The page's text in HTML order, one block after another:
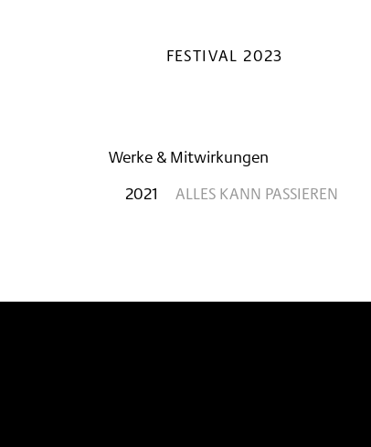
FESTIVAL 2023
Werke & Mitwirkungen
2021
ALLES KANN PASSIEREN